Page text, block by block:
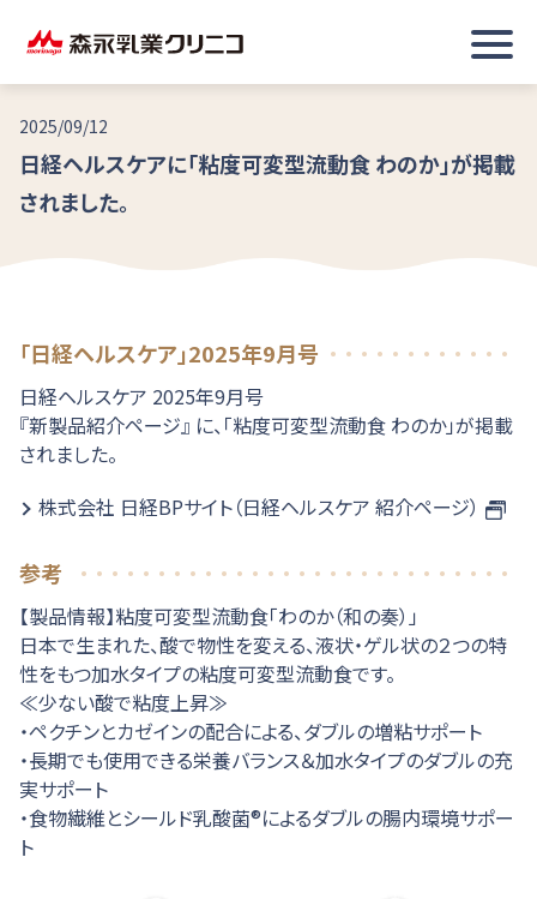
2025/09/12
日経ヘルスケアに「粘度可変型流動食 わのか」が掲載
されました。
「日経ヘルスケア」2025年9月号
日経ヘルスケア 2025年9月号
『新製品紹介ページ』 に、「粘度可変型流動食 わのか」が掲載
されました。
株式会社 日経BPサイト（日経ヘルスケア 紹介ページ）
参考
【製品情報】粘度可変型流動食「わのか（和の奏）」
日本で生まれた、酸で物性を変える、液状・ゲル状の２つの特
性をもつ加水タイプの粘度可変型流動食です。
≪少ない酸で粘度上昇≫
・ペクチンとカゼインの配合による、ダブルの増粘サポート
・長期でも使用できる栄養バランス＆加水タイプのダブルの充
実サポート
・食物繊維とシールド乳酸菌®によるダブルの腸内環境サポー
ト